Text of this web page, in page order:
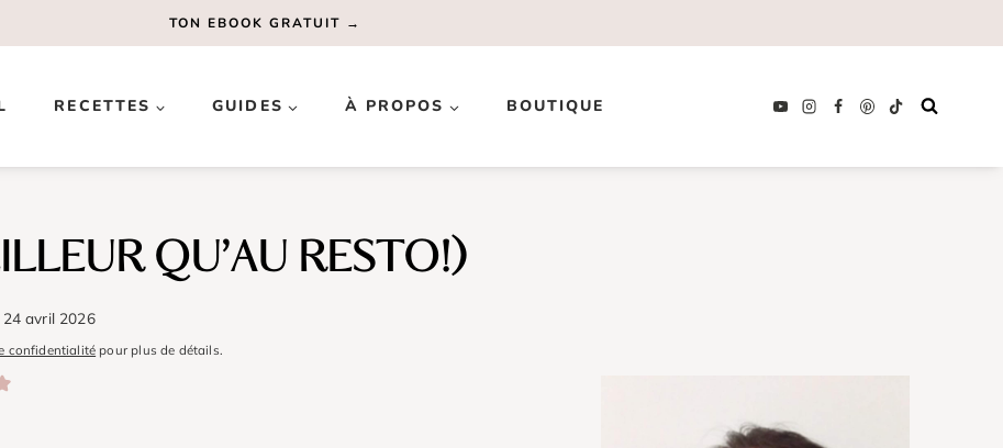
TON EBOOK GRATUIT →
RECETTES GUIDES À PROPOS BOUTIQUE
QU’AU RESTO!)
24 avril 2026
confidentialité pour plus de détails.